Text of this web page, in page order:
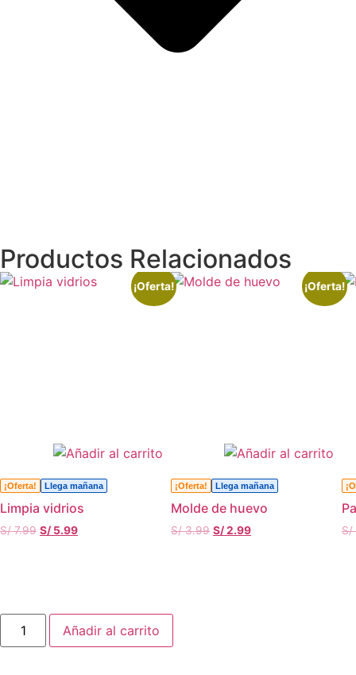
Productos Relacionados
¡Oferta! Llega mañana
¡Oferta!
Limpia vidrios
S/7.99 S/ 5.99
¡Oferta! Llega mañana
¡Oferta!
Molde de huevo
S/3.99 S/2.99 S/
Añadir al carrito